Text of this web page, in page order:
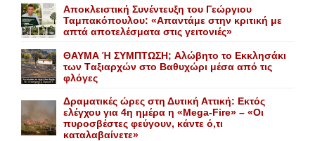
Αποκλειστική Συνέντευξη του Γεώργιου
Ταμπακόπουλου: «Απαντάμε στην κριτική με
απτά αποτελέσματα στις γειτονιές»
ΘΑΥΜΑ Ή ΣΥΜΠΤΩΣΗ; Aλώβητο το Eκκλησάκι
των Tαξιαρχών στο Bαθυχώρι μέσα από τις
φλόγες
Δραματικές ώρες στη Δυτική Αττική: Εκτός
ελέγχου για 4η ημέρα η «Mega-Fire» – «Οι
πυροσβέστες φεύγουν, κάντε ό,τι
καταλαβαίνετε»